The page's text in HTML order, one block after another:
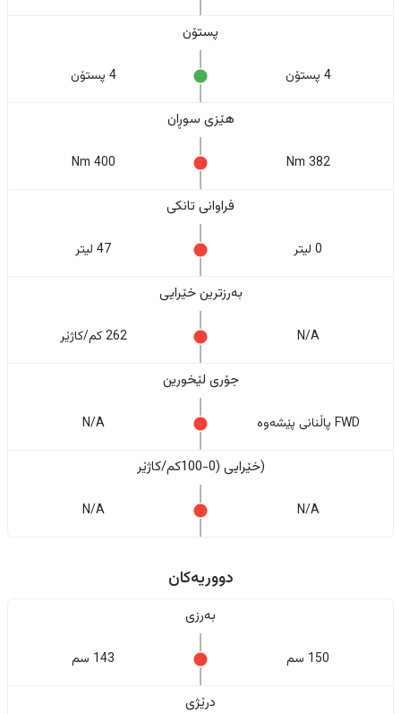
پستۆن
4 پستۆن 4 پستۆن
هێزی سوڕان
382 Nm
400 Nm
فراوانی تانکی
0 لیتر 47 لیتر
بەرزترین خێرایی
N/A 262 کم/کاژێر
جۆری لێخورین
FWD پاڵنانی پێشەوە N/A
(خێرایی (0-100کم/کاژێر
N/A
N/A
دووریەکان
بەرزی
150 سم 143 سم
درێژی